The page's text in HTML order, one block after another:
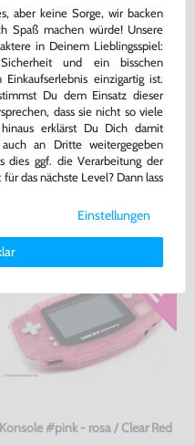
Adapter Klinke 3,5 GB
/ GBA SP
ohne OVP, NEU
-30% bisher 5,00 €
nur3,50 €
Konsole #pink - rosa / Clear Red
aber keine Sorge, wir backen
Spaß machen würde! Unsere
in Deinem Lieblingsspiel:
und ein bisschen
einzigartig ist.
Du dem Einsatz dieser
dass sie nicht so viele
erklärst Du Dich damit
an Dritte weitergegeben
dies ggf. die Verarbeitung der
das nächste Level? Dann lass
verwendeten Cookies und
Du in unsererDaten­schutz­
Einstellungen